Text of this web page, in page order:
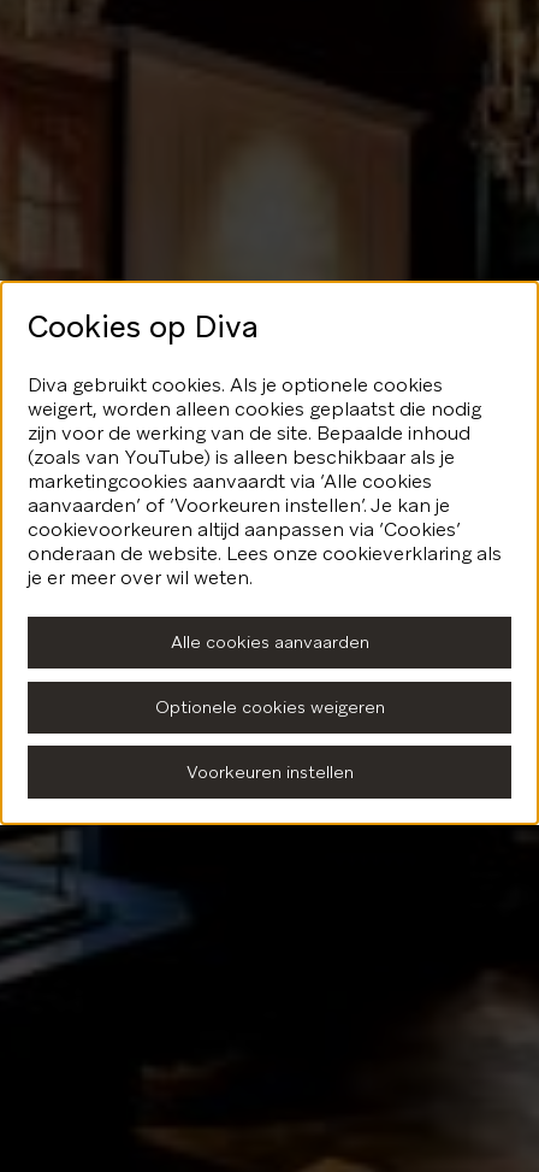
Geen glans
hier
We speelden je blijkbaar even
kwijt...Geen nood, er valt nog veel
fonkeling te ontdekken.
Terug naar de homepagina
Cookies op Diva
Diva gebruikt cookies. Als je optionele cookies
weigert, worden alleen cookies geplaatst die nodig
zijn voor de werking van de site. Bepaalde inhoud
(zoals van YouTube) is alleen beschikbaar als je
marketingcookies aanvaardt via ‘Alle cookies
aanvaarden’ of ‘Voorkeuren instellen’. Je kan je
cookievoorkeuren altijd aanpassen via ‘Cookies’
onderaan de website. Lees onze cookieverklaring als
je er meer over wil weten.
Alle cookies aanvaarden
Optionele cookies weigeren
Voorkeuren instellen